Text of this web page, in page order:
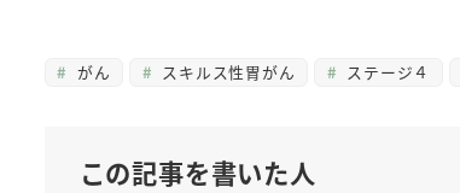
がん スキルス性胃がん ステージ４
この記事を書いた人